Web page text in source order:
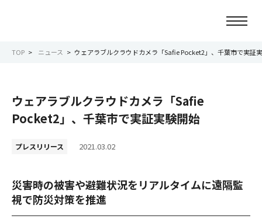
会社情報
サステナビリティ
TOP ニュース ウェアラブルクラウドカメラ「Safie Pocket2」、千葉市で実証
ウェアラブルクラウドカメラ「Safie
Pocket2」、千葉市で実証実験開始
プレスリリース 2021.03.02
災害時の被害や避難状況をリアルタイムに遠隔監
視で防災対策を推進